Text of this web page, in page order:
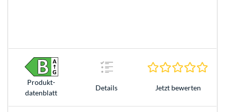
Produkt­
datenblatt
Details Jetzt bewerten